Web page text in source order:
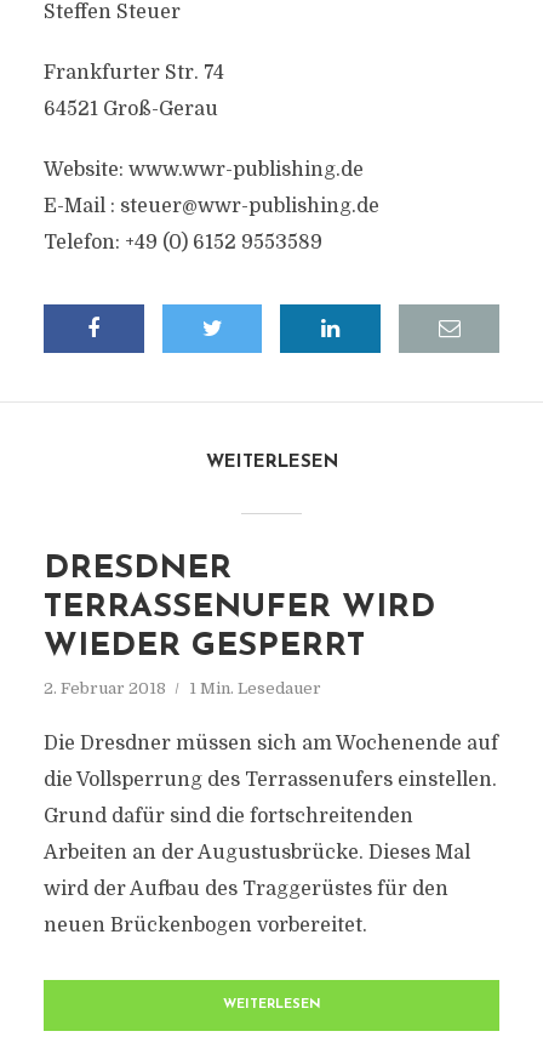
Steffen Steuer
Frankfurter Str. 74
64521 Groß-Gerau
Website: www.wwr-publishing.de
E-Mail : steuer@wwr-publishing.de
Telefon: +49 (0) 6152 9553589
WEITERLESEN
DRESDNER
TERRASSENUFER WIRD
WIEDER GESPERRT
2. Februar 2018 1 Min. Lesedauer
Die Dresdner müssen sich am Wochenende auf
die Vollsperrung des Terrassenufers einstellen.
Grund dafür sind die fortschreitenden
Arbeiten an der Augustusbrücke. Dieses Mal
wird der Aufbau des Traggerüstes für den
neuen Brückenbogen vorbereitet.
WEITERLESEN